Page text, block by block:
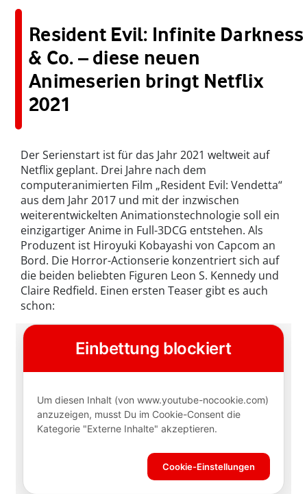
Resident Evil: Infinite Darkness
& Co. – diese neuen
Animeserien bringt Netflix
2021
Der Serienstart ist für das Jahr 2021 weltweit auf
Netflix geplant. Drei Jahre nach dem
computeranimierten Film „Resident Evil: Vendetta“
aus dem Jahr 2017 und mit der inzwischen
weiterentwickelten Animationstechnologie soll ein
einzigartiger Anime in Full-3DCG entstehen. Als
Produzent ist Hiroyuki Kobayashi von Capcom an
Bord. Die Horror-Actionserie konzentriert sich auf
die beiden beliebten Figuren Leon S. Kennedy und
Claire Redfield. Einen ersten Teaser gibt es auch
schon: